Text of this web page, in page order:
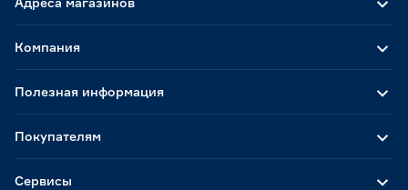
Компания
Полезная информация
Покупателям
Сервисы